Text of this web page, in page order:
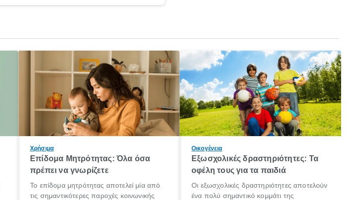
Χρήσιμα
Επίδομα Μητρότητας: Όλα όσα
πρέπει να γνωρίζετε
Το επίδομα μητρότητας αποτελεί μία από
τις σημαντικότερες παροχές κοινωνικής
Οικογένεια
Εξωσχολικές δραστηριότητες: Τα
οφέλη τους για τα παιδιά
Οι εξωσχολικές δραστηριότητες αποτελούν
ένα πολύ σημαντικό κομμάτι της